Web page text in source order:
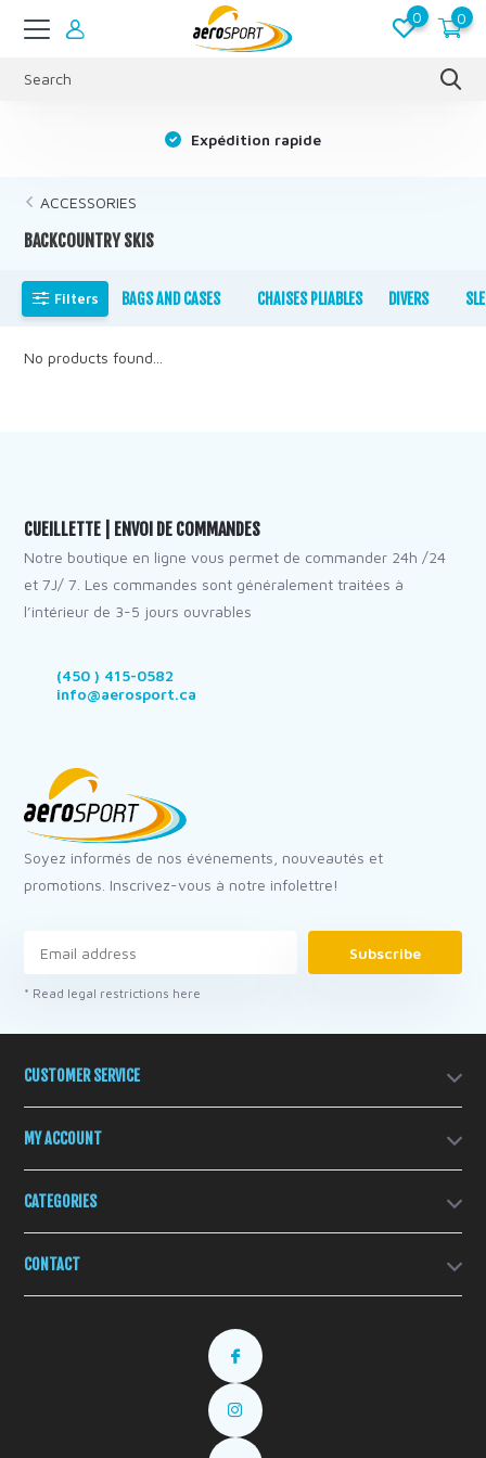
0 0
Expédition rapide
ACCESSORIES
BACKCOUNTRY SKIS
Filters BAGS AND CASES CHAISES PLIABLES DIVERS
No products found...
CUEILLETTE | ENVOI DE COMMANDES
Notre boutique en ligne vous permet de commander 24h /24
et 7J/ 7. Les commandes sont généralement traitées à
l’intérieur de 3-5 jours ouvrables
(450 ) 415-0582
info@aerosport.ca
Soyez informés de nos événements, nouveautés et
promotions. Inscrivez-vous à notre infolettre!
Subscribe
* Read legal restrictions here
CUSTOMER SERVICE
MY ACCOUNT
CATEGORIES
CONTACT